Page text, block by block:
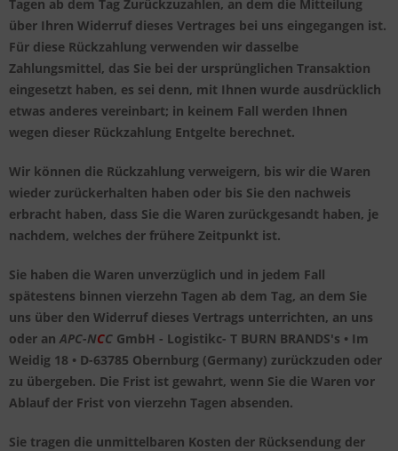
Tagen ab dem Tag Zurückzuzahlen, an dem die Mitteilung
über Ihren Widerruf dieses Vertrages bei uns eingegangen ist.
Für diese Rückzahlung verwenden wir dasselbe
Zahlungsmittel, das Sie bei der ursprünglichen Transaktion
eingesetzt haben, es sei denn, mit Ihnen wurde ausdrücklich
etwas anderes vereinbart; in keinem Fall werden Ihnen
wegen dieser Rückzahlung Entgelte berechnet.
Wir können die Rückzahlung verweigern, bis wir die Waren
wieder zurückerhalten haben oder bis Sie den nachweis
erbracht haben, dass Sie die Waren zurückgesandt haben, je
nachdem, welches der frühere Zeitpunkt ist.
Sie haben die Waren unverzüglich und in jedem Fall
spätestens binnen vierzehn Tagen ab dem Tag, an dem Sie
uns über den Widerruf dieses Vertrags unterrichten, an uns
oder anAPC-NCC GmbH - Logistikc- T BURN BRANDS's • Im
Weidig 18 • D-63785 Obernburg (Germany) zurückzuden oder
zu übergeben. Die Frist ist gewahrt, wenn Sie die Waren vor
Ablauf der Frist von vierzehn Tagen absenden.
Sie tragen die unmittelbaren Kosten der Rücksendung der